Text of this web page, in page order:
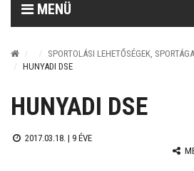
MENÜ
SPORTOLÁSI LEHETŐSÉGEK,
HUNYADI DSE
HUNYADI DSE
2017.03.18. | 9 ÉVE